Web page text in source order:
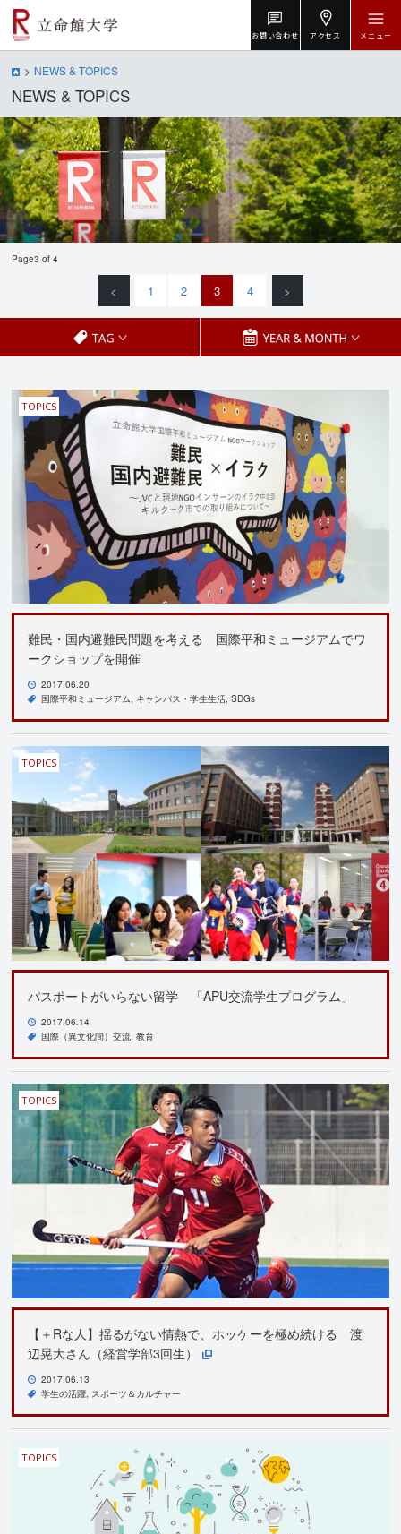
お問い合わせ アクセス メニュー
NEWS & TOPICS
NEWS & TOPICS
Page3 of 4
< 1 2 3 4 >
TOPICS
難民・国内避難民問題を考える 国際平和ミュージアムでワ
ークショップを開催
2017.06.20
国際平和ミュージアム キャンパス・学生生活 SDGs
TOPICS
パスポートがいらない留学 「APU交流学生プログラム」
2017.06.14
国際（異文化間）交流 教育
TOPICS
【＋Rな人】揺るがない情熱で、ホッケーを極め続ける 渡
辺晃大さん（経営学部3回生）
2017.06.13
学生の活躍 スポーツ＆カルチャー
TOPICS